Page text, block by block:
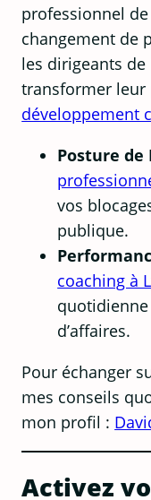
professionnel
changement de
les dirigeants
transformer
développement
Posture de
vos
publique.
coaching à
d’affaires.
Pour échanger
mes conseils
mon profil :
Activez